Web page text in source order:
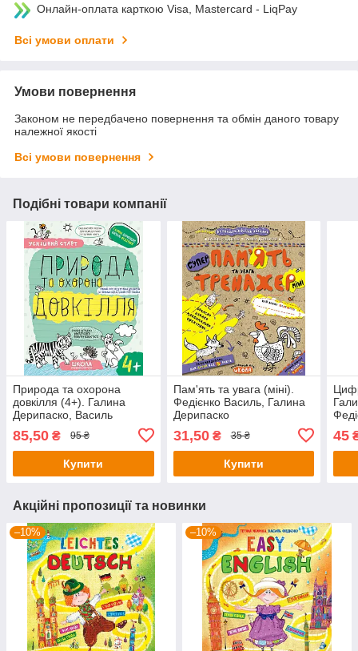
Онлайн-оплата карткою Visa, Mastercard - LiqPay
Всі умови оплати
Умови повернення
Законом не передбачено повернення та обмін даного товару
належної якості
Всі умови повернення
Подібні товари компанії
Природа та охорона
довкілля (4+). Галина
Дерипаско, Василь
85,50 ₴ 95 ₴
Купити
Пам'ять та увага (міні).
Федієнко Василь, Галина
Дерипаско
31,50₴ 35 ₴
Купити
45
Акційні пропозиції та новинки
–10% –10%